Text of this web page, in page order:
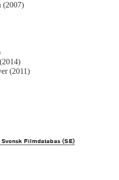
(2007)
(2011)
Filmdatabas (SE)